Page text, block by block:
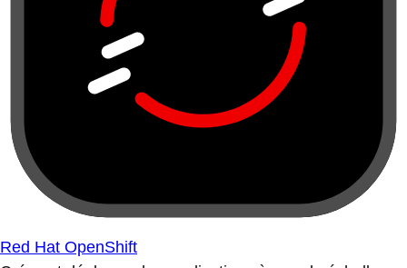
Red Hat OpenShift